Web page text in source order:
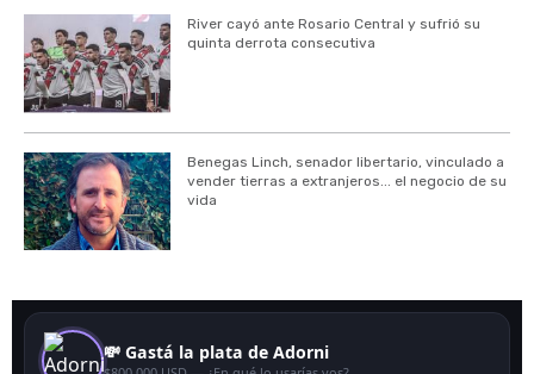
River cayó ante Rosario Central y sufrió su
quinta derrota consecutiva
Benegas Linch, senador libertario, vinculado a
vender tierras a extranjeros... el negocio de su
vida